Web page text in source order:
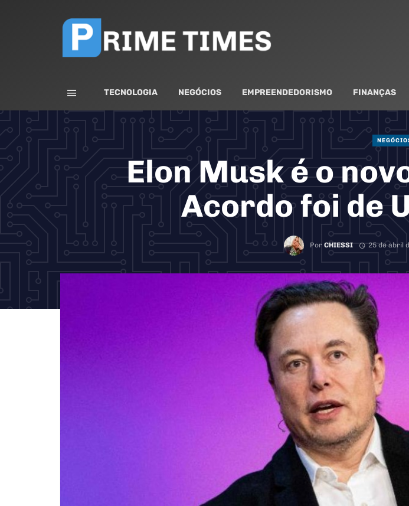
TECNOLOGIA NEGÓCIOS EMPREENDEDORISMO FINANÇAS
Elon Musk é o
Acordo foi de
Por CHIESSI 25 de abril